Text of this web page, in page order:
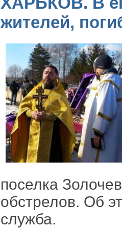
жителей,
поселка
обстрелов. Об
служба.